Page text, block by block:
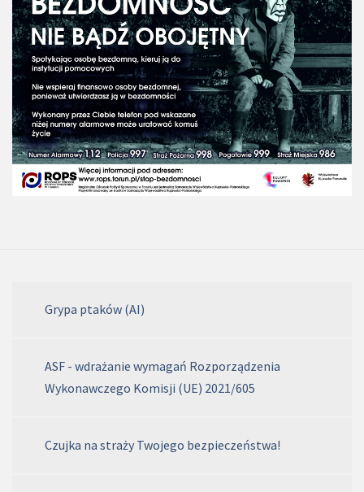
Grypa ptaków (AI)
ASF - wdrażanie wymagań Rozporządzenia
Wykonawczego Komisji (UE) 2021/605
Czujka na straży Twojego bezpieczeństwa!